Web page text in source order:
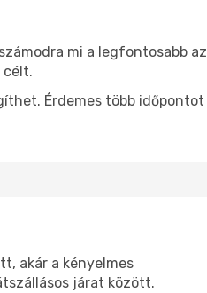
mi a legfontosabb az
célt.
Érdemes több időpontot
akár a kényelmes
járat között.